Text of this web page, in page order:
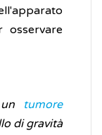
tumore
di gravità